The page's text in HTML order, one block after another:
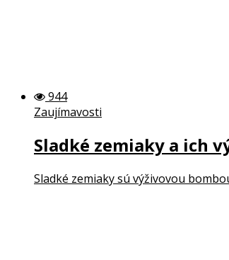
944
Zaujímavosti
Sladké zemiaky a ich
Sladké zemiaky sú výživovou